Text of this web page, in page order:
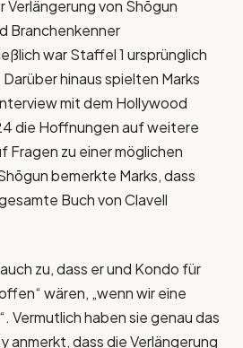
Verlängerung von Shōgun
Branchenkenner
war Staffel 1 ursprünglich
hinaus spielten Marks
mit dem Hollywood
die Hoffnungen auf weitere
Fragen zu einer möglichen
bemerkte Marks, dass
Buch von Clavell
zu, dass er und Kondo für
wären, „wenn wir eine
Vermutlich haben sie genau das
anmerkt, dass die Verlängerung